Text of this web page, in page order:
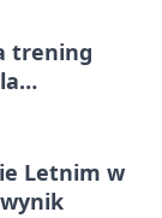
trening
Letnim w
wynik